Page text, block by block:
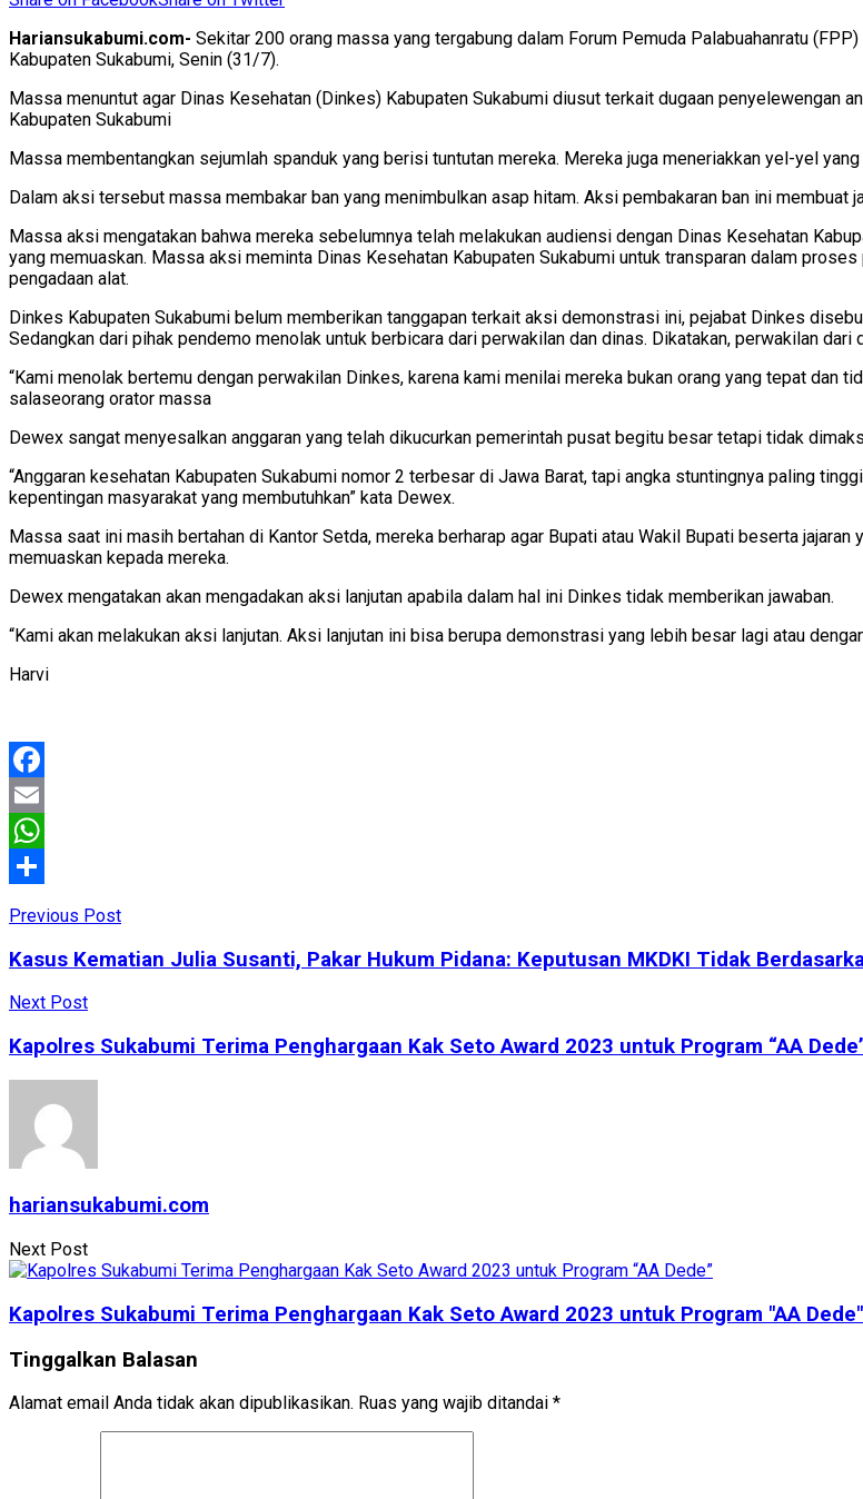
Hariansukabumi.com- Sekitar 200 orang massa yang tergabung dalam Forum Pemuda Palabuahanratu
Kabupaten Sukabumi, Senin (31/7).
Massa menuntut agar Dinas Kesehatan (Dinkes) Kabupaten Sukabumi diusut terkait dugaan penyelewengan
Kabupaten Sukabumi
Massa membentangkan sejumlah spanduk yang berisi tuntutan mereka. Mereka juga meneriakkan yel-yel
Dalam aksi tersebut massa membakar ban yang menimbulkan asap hitam. Aksi pembakaran ban ini membuat
Massa aksi mengatakan bahwa mereka sebelumnya telah melakukan audiensi dengan Dinas Kesehatan
yang memuaskan. Massa aksi meminta Dinas Kesehatan Kabupaten Sukabumi untuk transparan dalam
pengadaan alat.
Dinkes Kabupaten Sukabumi belum memberikan tanggapan terkait aksi demonstrasi ini, pejabat Dinkes
Sedangkan dari pihak pendemo menolak untuk berbicara dari perwakilan dan dinas. Dikatakan, perwakilan
“Kami menolak bertemu dengan perwakilan Dinkes, karena kami menilai mereka bukan orang yang tepat dan
salaseorang orator massa
Dewex sangat menyesalkan anggaran yang telah dikucurkan pemerintah pusat begitu besar tetapi tidak
“Anggaran kesehatan Kabupaten Sukabumi nomor 2 terbesar di Jawa Barat, tapi angka stuntingnya paling
kepentingan masyarakat yang membutuhkan” kata Dewex.
Massa saat ini masih bertahan di Kantor Setda, mereka berharap agar Bupati atau Wakil Bupati beserta
memuaskan kepada mereka.
Dewex mengatakan akan mengadakan aksi lanjutan apabila dalam hal ini Dinkes tidak memberikan jawaban.
“Kami akan melakukan aksi lanjutan. Aksi lanjutan ini bisa berupa demonstrasi yang lebih besar lagi atau
Harvi
Facebook
Email
WhatsApp
Previous Post
Kasus Kematian Julia Susanti, Pakar Hukum Pidana: Keputusan MKDKI Tidak
Next Post
Kapolres Sukabumi Terima Penghargaan Kak Seto Award 2023 untuk Program “AA
hariansukabumi.com
Next Post
Kapolres Sukabumi Terima Penghargaan Kak Seto Award 2023 untuk Program "AA Dede"
Tinggalkan Balasan
Alamat email Anda tidak akan dipublikasikan. Ruas yang wajib ditandai *